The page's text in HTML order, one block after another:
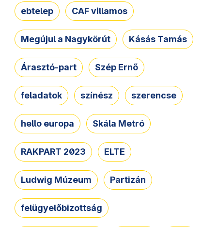
ebtelep CAF villamos
Megújul a Nagykörút Kásás Tamás
Árasztó-part Szép Ernő
feladatok színész szerencse
hello europa Skála Metró
RAKPART 2023 ELTE
Ludwig Múzeum Partizán
felügyelőbizottság